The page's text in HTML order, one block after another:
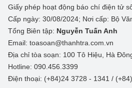
Giấy phép hoạt động báo chí điện tử
Cấp ngày: 30/08/2024; Nơi cấp: Bộ
Tổng Biên tập: Nguyễn Tuấn Anh
Email: toasoan@thanhtra.com.vn
Địa chỉ tòa soạn: 100 Tô Hiệu, Hà
Hotline: 090.456.3399
Điện thoại: (+84)24 3728 - 1341 /